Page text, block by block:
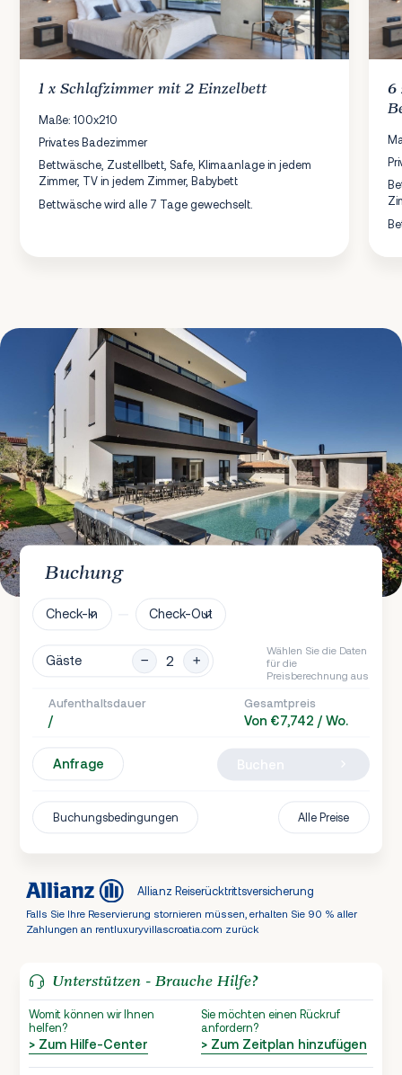
1 xSchlafzimmermit 2 Einzelbett
Maße: 100x210
Privates Badezimmer
Bettwäsche, Zustellbett, Safe, Klimaanlage in jedem
Zimmer, TV in jedem Zimmer, Babybett
Bettwäsche wird alle 7 Tage gewechselt.
6
Buchung
Check-In Check-Out
Gäste
Wählen Sie die Daten
für die
Preisberechnung aus
Aufenthaltsdauer
/
Gesamtpreis
Von €7,742 / Wo.
Anfrage
Buchungsbedingungen Alle Preise
Allianz Reiserücktrittsversicherung
Falls Sie Ihre Reservierung stornieren müssen, erhalten Sie 90 % aller
Zahlungen an rentluxuryvillascroatia.com zurück
Unterstützen - Brauche Hilfe?
Womit können wir Ihnen
helfen?
> Zum Hilfe-Center
Sie möchten einen Rückruf
anfordern?
> Zum Zeitplan hinzufügen